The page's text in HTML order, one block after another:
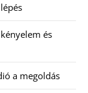
és
a megoldás